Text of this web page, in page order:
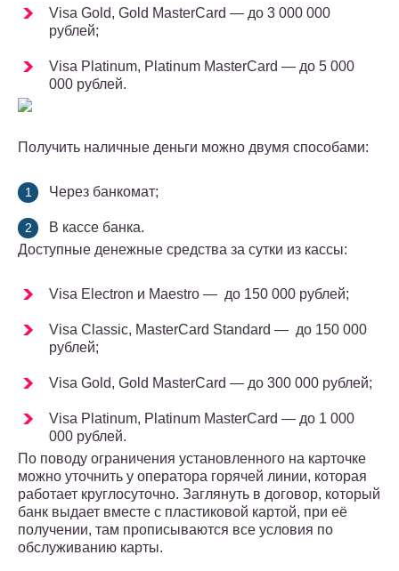
Visa Gold, Gold MasterCard — до 3 000 000
рублей;
Visa Platinum, Platinum MasterCard — до 5 000
000 рублей.
Получить наличные деньги можно двумя способами:
Через банкомат;
В кассе банка.
Доступные денежные средства за сутки из кассы:
Visa Electron и Maestro — до 150 000 рублей;
Visa Classic, MasterCard Standard — до 150 000
рублей;
Visa Gold, Gold MasterCard — до 300 000 рублей;
Visa Platinum, Platinum MasterCard — до 1 000
000 рублей.
По поводу ограничения установленного на карточке
можно уточнить у оператора горячей линии, которая
работает круглосуточно. Заглянуть в договор, который
банк выдает вместе с пластиковой картой, при её
получении, там прописываются все условия по
обслуживанию карты.